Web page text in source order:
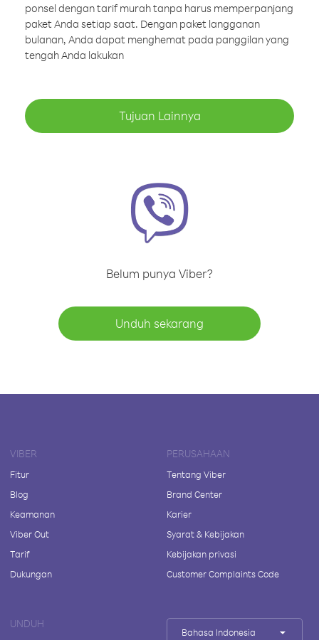
ponsel dengan tarif murah tanpa harus memperpanjang
paket Anda setiap saat. Dengan paket langganan
bulanan, Anda dapat menghemat pada panggilan yang
tengah Anda lakukan
Tujuan Lainnya
Belum punya Viber?
Unduh sekarang
VIBER
Fitur
Blog
Keamanan
Viber Out
Tarif
Dukungan
PERUSAHAAN
Tentang Viber
Brand Center
Karier
Syarat & Kebijakan
Kebijakan privasi
Customer Complaints Code
UNDUH
Bahasa Indonesia